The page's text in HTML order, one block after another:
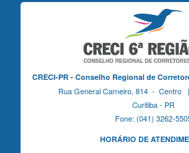
CRECI-PR - Conselho Regional de
Rua General Carneiro, 814 - Centro
Curitiba - PR
Fone: (041) 3262-
HORÁRIO DE